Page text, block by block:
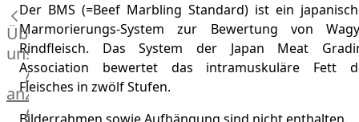
Über
uns
Alle
anzeigen
OTTO
Der BMS (=Beef Marbling Standard) ist ein
Marmorierungs-System zur Bewertung von
Rindfleisch. Das System der Japan Meat
Association bewertet das intramuskuläre Fett
Fleisches in zwölf Stufen.